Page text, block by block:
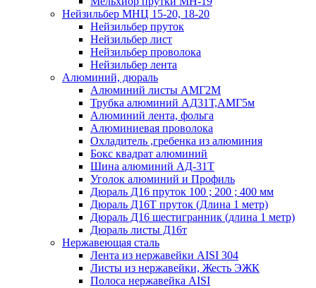
Нейзильбер МНЦ 15-20, 18-20
Нейзильбер пруток
Нейзильбер лист
Нейзильбер проволока
Нейзильбер лента
Алюминий, дюраль
Алюминий листы АМГ2М
Трубка алюминий АД31Т,АМГ5м
Алюминий лента, фольга
Алюминиевая проволока
Охладитель ,гребенка из алюминия
Бокс квадрат алюминий
Шина алюминий АД-31Т
Уголок алюминий и Профиль
Дюраль Д16 пруток 100 ; 200 ; 400 мм
Дюраль Д16Т пруток (Длина 1 метр)
Дюраль Д16 шестигранник (длина 1 метр)
Дюраль листы Д16т
Нержавеющая сталь
Лента из нержавейки AISI 304
Листы из нержавейки, Жесть ЭЖК
Полоса нержавейка АISI